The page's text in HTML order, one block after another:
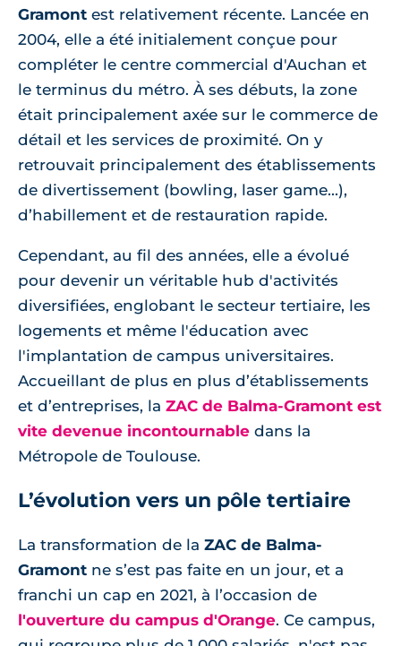
Gramont est relativement récente. Lancée en
2004, elle a été initialement conçue pour
compléter le centre commercial d'Auchan et
le terminus du métro. À ses débuts, la zone
était principalement axée sur le commerce de
détail et les services de proximité. On y
retrouvait principalement des établissements
de divertissement (bowling, laser game...),
d’habillement et de restauration rapide.
Cependant, au fil des années, elle a évolué
pour devenir un véritable hub d'activités
diversifiées, englobant le secteur tertiaire, les
logements et même l'éducation avec
l'implantation de campus universitaires.
Accueillant de plus en plus d’établissements
et d’entreprises, la ZAC de Balma-Gramont est
vite devenue incontournable dans la
Métropole de Toulouse.
L’évolution vers un pôle tertiaire
La transformation de la ZAC de Balma-
Gramont ne s’est pas faite en un jour, et a
franchi un cap en 2021, à l’occasion de
l'ouverture du campus d'Orange. Ce campus,